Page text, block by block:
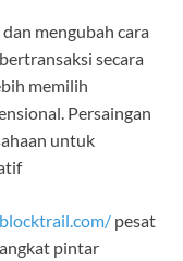
mengubah cara
secara
memilih
Persaingan
untuk
pesat
pintar